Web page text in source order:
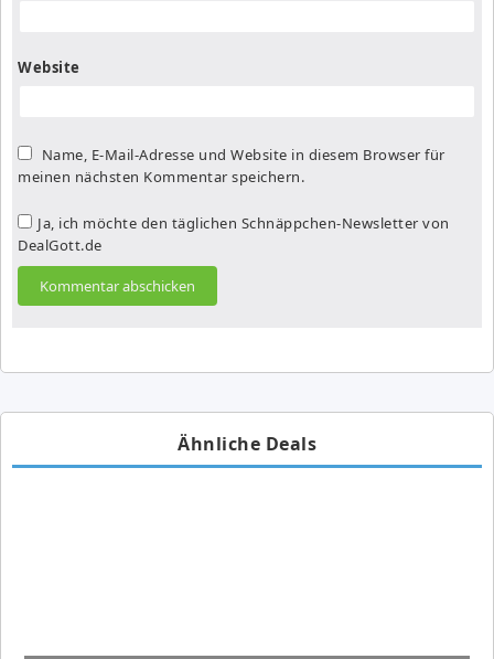
Website
Name, E-Mail-Adresse und Website in diesem Browser für
meinen nächsten Kommentar speichern.
Ja, ich möchte den täglichen Schnäppchen-Newsletter von
DealGott.de
Ähnliche Deals